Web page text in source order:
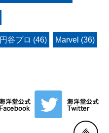
円谷プロ (46) Marvel (36)